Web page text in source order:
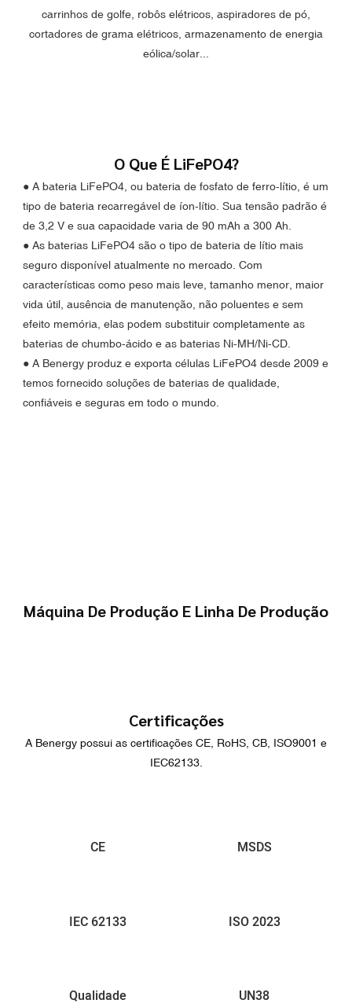
carrinhos de golfe, robôs elétricos, aspiradores de pó,
cortadores de grama elétricos, armazenamento de energia
eólica/solar...
O Que É LiFePO4?
● A bateria LiFePO4, ou bateria de fosfato de ferro-lítio, é um
tipo de bateria recarregável de íon-lítio. Sua tensão padrão é
de 3,2 V e sua capacidade varia de 90 mAh a 300 Ah.
● As baterias LiFePO4 são o tipo de bateria de lítio mais
seguro disponível atualmente no mercado. Com
características como peso mais leve, tamanho menor, maior
vida útil, ausência de manutenção, não poluentes e sem
efeito memória, elas podem substituir completamente as
baterias de chumbo-ácido e as baterias Ni-MH/Ni-CD.
● A Benergy produz e exporta células LiFePO4 desde 2009 e
temos fornecido soluções de baterias de qualidade,
confiáveis ​​e seguras em todo o mundo.
Máquina De Produção E Linha De Produção
Certificações
A Benergy possui as certificações CE, RoHS, CB, ISO9001 e
IEC62133.
CE MSDS
IEC 62133 ISO 2023
Qualidade UN38